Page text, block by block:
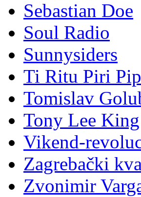
Sebastian Doe
Soul Radio
Sunnysiders
Ti Ritu Piri Pip
Tomislav
Tony Lee King
Vikend-
Zagrebački
Zvonimir